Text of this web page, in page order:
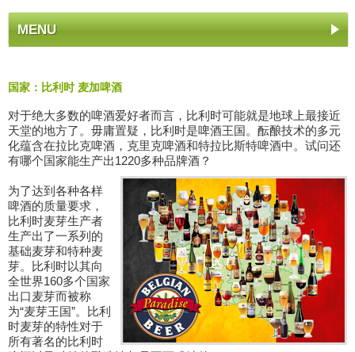
MENU
国家：比利时 麦加啤酒
对于绝大多数的啤酒爱好者而言，比利时可能就是地球上最接近
天堂的地方了。毋庸置疑，比利时是啤酒王国。酝酿技术的多元
化蕴含在拉比克啤酒，克里克啤酒和特拉比斯特啤酒中。试问还
有哪个国家能生产出1220多种品牌酒？
为了达到各种各样
啤酒的质量要求，
比利时麦芽生产者
生产出了一系列的
基础麦芽和特种麦
芽。比利时以其向
全世界160多个国家
出口麦芽而被称
为“麦芽王国”。比利
时麦芽的特性对于
所有著名的比利时